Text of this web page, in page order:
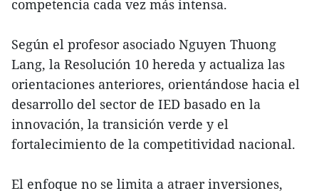
competencia cada vez más intensa.
Según el profesor asociado Nguyen Thuong
Lang, la Resolución 10 hereda y actualiza las
orientaciones anteriores, orientándose hacia el
desarrollo del sector de IED basado en la
innovación, la transición verde y el
fortalecimiento de la competitividad nacional.
El enfoque no se limita a atraer inversiones,